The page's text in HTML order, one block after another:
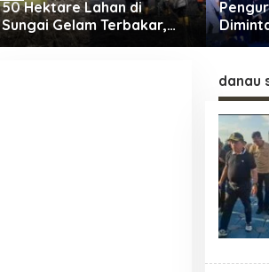
50 Hektare Lahan di
Sungai Gelam Terbakar,
Ratusan Personel dan Tiga
danau